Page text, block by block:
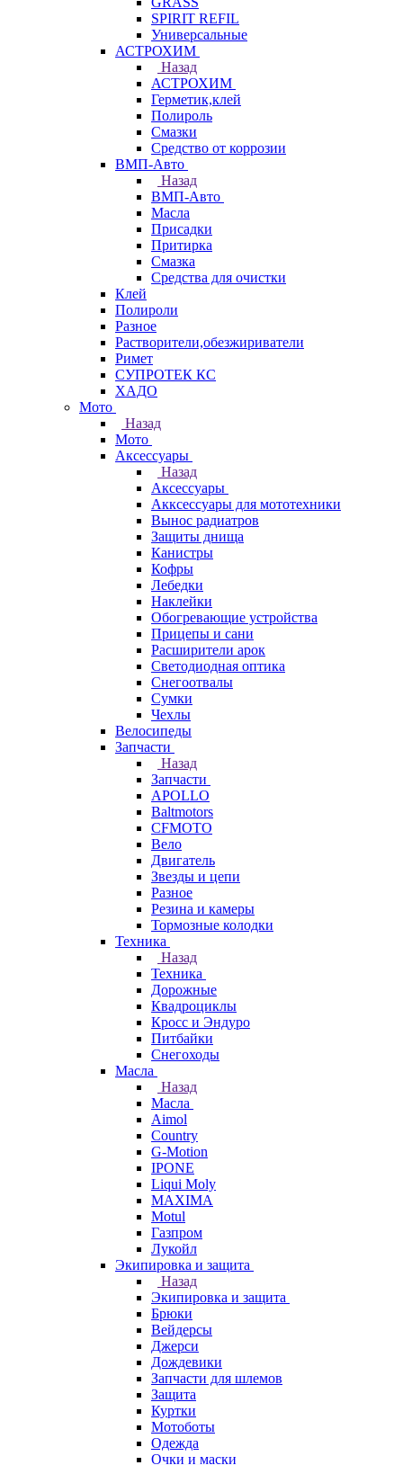
SPIRIT REFIL
Универсальные
АСТРОХИМ
Назад
АСТРОХИМ
Герметик,клей
Полироль
Смазки
Средство от коррозии
ВМП-Авто
Назад
ВМП-Авто
Масла
Присадки
Притирка
Смазка
Средства для очистки
Клей
Полироли
Разное
Растворители,обезжириватели
Римет
СУПРОТЕК КС
ХАДО
Мото
Назад
Мото
Аксессуары
Назад
Аксессуары
Акксессуары для мототехники
Вынос радиатров
Защиты днища
Канистры
Кофры
Лебедки
Наклейки
Обогревающие устройства
Прицепы и сани
Расширители арок
Светодиодная оптика
Снегоотвалы
Сумки
Чехлы
Велосипеды
Запчасти
Назад
Запчасти
APOLLO
Baltmotors
CFMOTO
Вело
Двигатель
Звезды и цепи
Разное
Резина и камеры
Тормозные колодки
Техника
Назад
Техника
Дорожные
Квадроциклы
Кросс и Эндуро
Питбайки
Снегоходы
Масла
Назад
Масла
Aimol
Country
G-Motion
IPONE
Liqui Moly
MAXIMA
Motul
Газпром
Лукойл
Экипировка и защита
Назад
Экипировка и защита
Брюки
Вейдерсы
Джерси
Дождевики
Запчасти для шлемов
Защита
Куртки
Мотоботы
Одежда
Очки и маски